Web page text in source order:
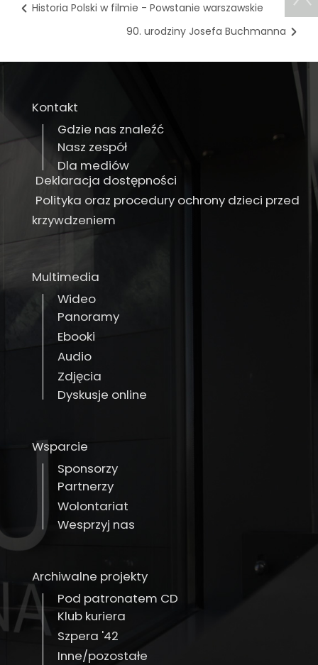
Historia Polski w filmie - Powstanie warszawskie
90. urodziny Josefa Buchmanna
Kontakt
Gdzie nas znaleźć
Nasz zespół
Dla mediów
Deklaracja dostępności
Polityka oraz procedury ochrony dzieci przed
krzywdzeniem
Multimedia
Wideo
Panoramy
Ebooki
Audio
Zdjęcia
Dyskusje online
Wsparcie
Sponsorzy
Partnerzy
Wolontariat
Wesprzyj nas
Archiwalne projekty
Pod patronatem CD
Klub kuriera
Szpera '42
Inne/pozostałe